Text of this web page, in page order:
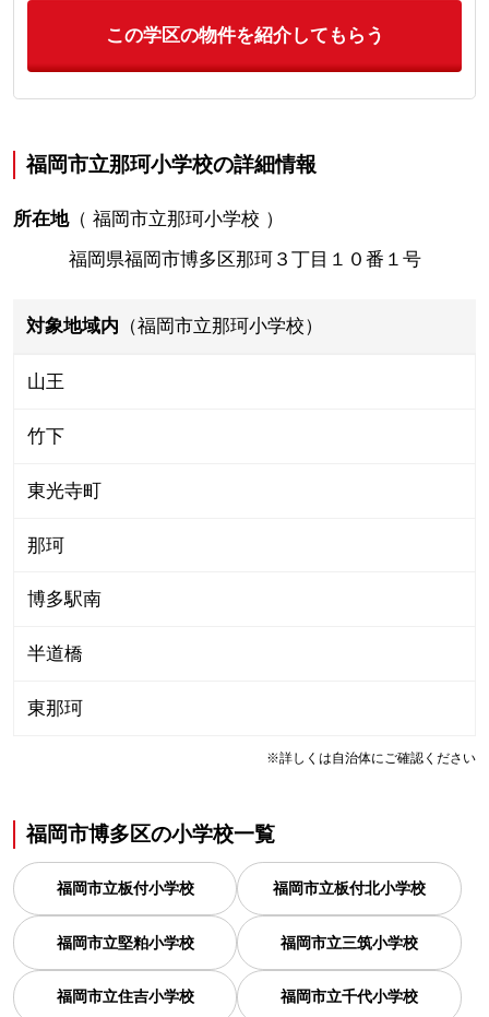
この学区の物件を紹介してもらう
福岡市立那珂小学校の詳細情報
所在地（ 福岡市立那珂小学校 ）
福岡県福岡市博多区那珂３丁目１０番１号
対象地域内 （福岡市立那珂小学校）
山王
竹下
東光寺町
那珂
博多駅南
半道橋
東那珂
※詳しくは自治体にご確認ください
福岡市博多区の小学校一覧
福岡市立板付小学校 福岡市立板付北小学校
福岡市立堅粕小学校 福岡市立三筑小学校
福岡市立住吉小学校 福岡市立千代小学校